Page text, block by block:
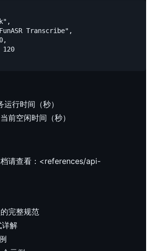
Transcribe",
120
运行时间（秒）
当前空闲时间（秒）
请查看：<references/api-
完整规范
解